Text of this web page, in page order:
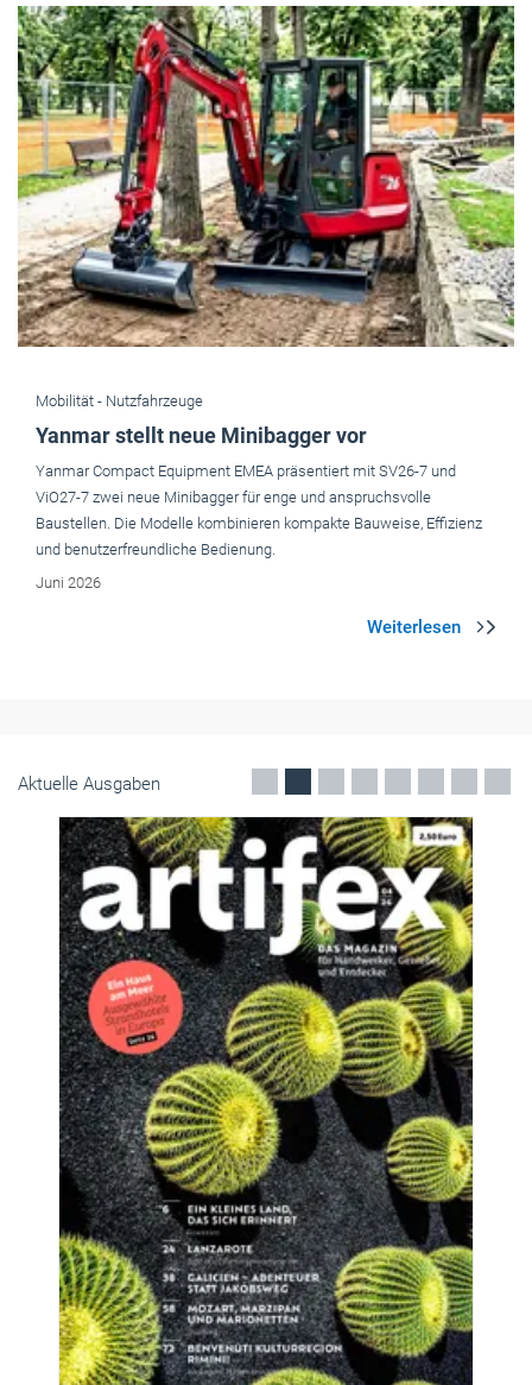
Mobilität - Nutzfahrzeuge
Yanmar stellt neue Minibagger vor
Yanmar Compact Equipment EMEA präsentiert mit SV26-7 und
ViO27-7 zwei neue Minibagger für enge und anspruchsvolle
Baustellen. Die Modelle kombinieren kompakte Bauweise, Effizienz
und benutzerfreundliche Bedienung.
Juni 2026
Aktuelle Ausgaben